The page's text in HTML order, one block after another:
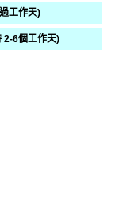
工作天)
2-6個工作天)